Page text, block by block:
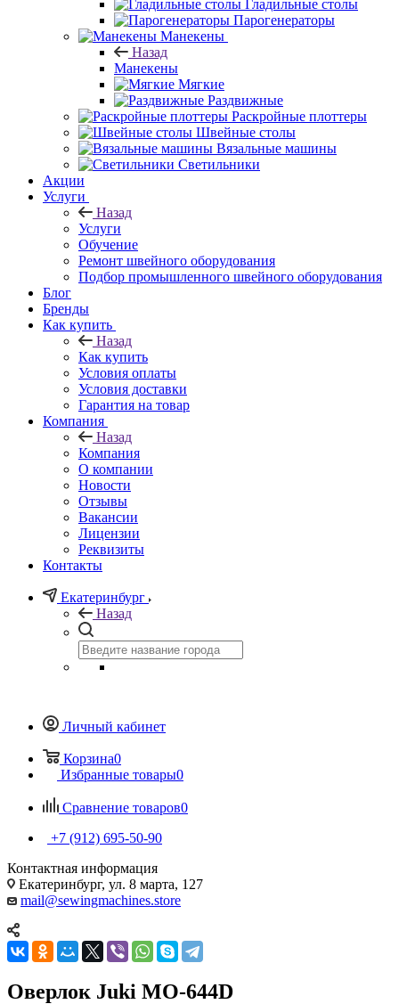
Гладильные столы
Парогенераторы
Манекены
Назад
Манекены
Мягкие
Раздвижные
Раскройные плоттеры
Швейные столы
Вязальные машины
Светильники
Акции
Услуги
Назад
Услуги
Обучение
Ремонт швейного оборудования
Подбор промышленного швейного оборудования
Блог
Бренды
Как купить
Назад
Как купить
Условия оплаты
Условия доставки
Гарантия на товар
Компания
Назад
Компания
О компании
Новости
Отзывы
Вакансии
Лицензии
Реквизиты
Контакты
Екатеринбург
Назад
Личный кабинет
Корзина0
Избранные товары0
Сравнение товаров0
+7 (912) 695-50-90
Контактная информация
Екатеринбург, ул. 8 марта, 127
mail@sewingmachines.store
Оверлок Juki MO-644D